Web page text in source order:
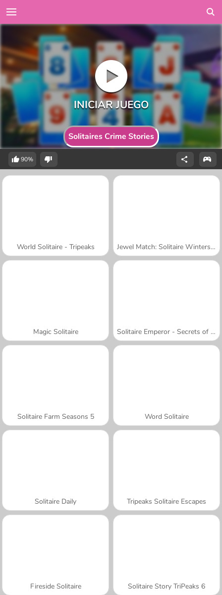
Solitaires Crime Stories
90%
World Solitaire - Tripeaks Jewel Match: Solitaire Winterscapes
Magic Solitaire Solitaire Emperor - Secrets of Fate
Solitaire Farm Seasons 5 Word Solitaire
Solitaire Daily Tripeaks Solitaire Escapes
Fireside Solitaire Solitaire Story TriPeaks 6